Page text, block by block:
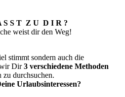
S S T Z U D I R ?
weist dir den Weg!
stimmt sondern auch die
Dir3 verschiedene Methoden
zu durchsuchen.
Urlaubsinteressen?